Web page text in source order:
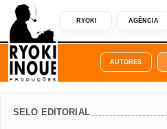
RYOKI AGÊNCIA
AUTORES
SELO EDITORIAL